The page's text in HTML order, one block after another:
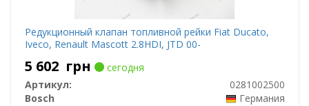
Редукционный клапан топливной рейки Fiat Ducato,
Iveco, Renault Mascott 2.8HDI, JTD 00-
5 602 грн
сегодня
Артикул:
0281002500
Bosch
Германия